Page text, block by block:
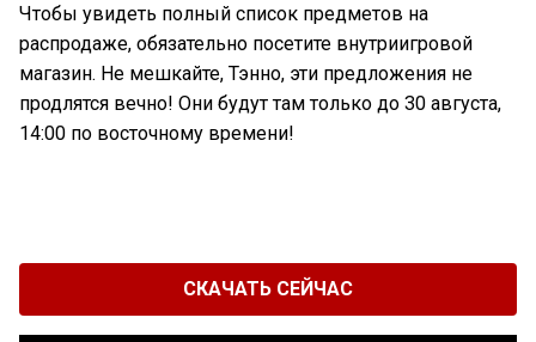
Чтобы увидеть полный список предметов на
распродаже, обязательно посетите внутриигровой
магазин. Не мешкайте, Тэнно, эти предложения не
продлятся вечно! Они будут там только до 30 августа,
14:00 по восточному времени!
СКАЧАТЬ СЕЙЧАС